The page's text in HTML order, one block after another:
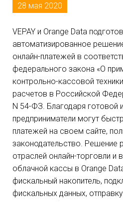
28 мая 2020
VEPAY и Orange Data
автоматизированное
онлайн-платежей в
федерального закона «О
контрольно-кассовой
расчетов в Российской
N 54-ФЗ. Благодаря готовой
предприниматели могут
платежей на своем сайте,
законодательство. Решение
отраслей онлайн-торговли и
облачной кассы в Orange
фискальный накопитель,
фискальных данных,